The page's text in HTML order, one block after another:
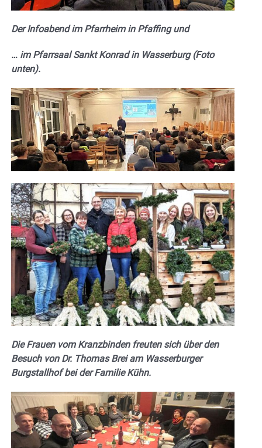
Der Infoabend im Pfarrheim in Pfaffing und
… im Pfarrsaal Sankt Konrad in Wasserburg (Foto
unten).
Die Frauen vom Kranzbinden freuten sich über den
Besuch von Dr. Thomas Brei am Wasserburger
Burgstallhof bei der Familie Kühn.